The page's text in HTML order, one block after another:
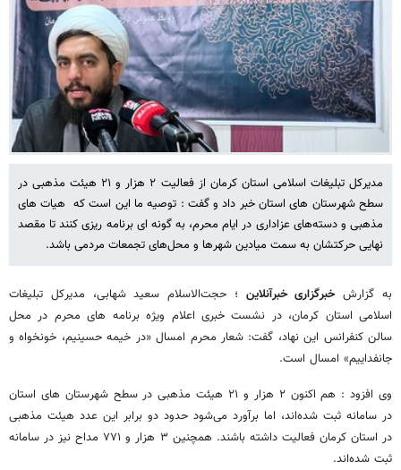
مدیرکل تبلیغات اسلامی استان کرمان از فعالیت ۲ هزار و ۲۱ هیئت مذهبی در
سطح شهرستان های استان خبر داد و گفت : توصیه ما این است که هیات های
مذهبی و دسته‌های عزاداری در ایام محرم، به گونه ای برنامه ریزی کنند تا مقصد
نهایی حرکتشان به سمت میادین شهرها و محل‌های تجمعات مردمی باشد.
به گزارشخبرگزاری خبرآنلاین ؛ حجت‌الاسلام سعید شهابی، مدیرکل تبلیغات
اسلامی استان کرمان، در نشست خبری اعلام ویژه برنامه های محرم در محل
سالن کنفرانس این نهاد، گفت: شعار محرم امسال «در خیمه حسینیم، خونخواه و
جانفداییم» امسال است.
وی افزود : هم اکنون ۲ هزار و ۲۱ هیئت مذهبی در سطح شهرستان های استان
در سامانه ثبت شده‌اند، اما برآورد می‌شود حدود دو برابر این عدد هیئت مذهبی
در استان کرمان فعالیت داشته باشند. همچنین ۳ هزار و ۷۷۱ مداح نیز در سامانه
ثبت شده‌اند.